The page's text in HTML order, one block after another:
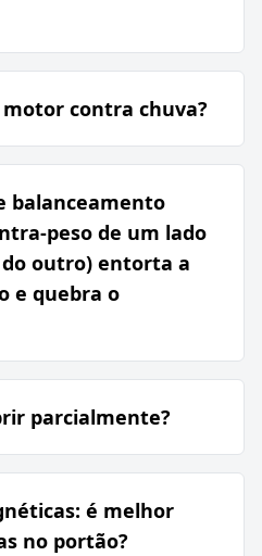
contra chuva?
balanceamento
peso de um lado
outro) entorta a
e quebra o
parcialmente?
é melhor
no portão?